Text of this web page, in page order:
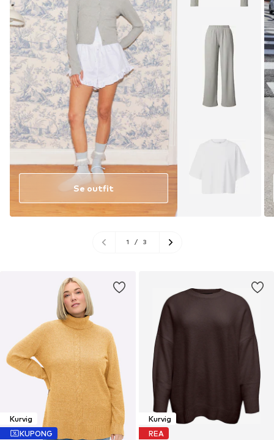
Kurvig
KUPONG
Se outfit
1 / 3
Kurvig
REA